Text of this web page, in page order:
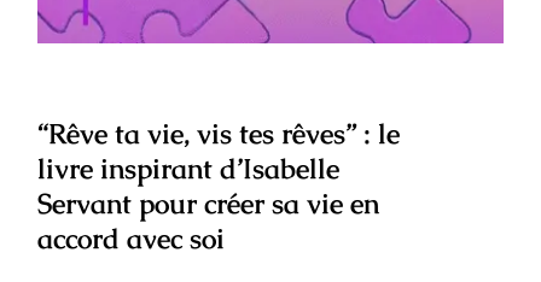
“Rêve ta vie, vis tes rêves” : le
livre inspirant d’Isabelle
Servant pour créer sa vie en
accord avec soi